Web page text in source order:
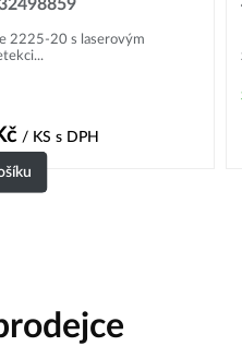
2225-20 s laserovým
/ KS s DPH